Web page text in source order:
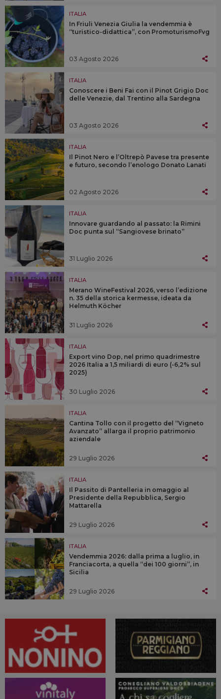
ITALIA
In Friuli Venezia Giulia la vendemmia è
“turistico-didattica”, con PromoturismoFvg
03 Agosto 2026
ITALIA
Conoscere i Beni Fai con il Pinot Grigio Doc
delle Venezie, dal Trentino alla Sardegna
03 Agosto 2026
ITALIA
Il Pinot Nero e l’Oltrepò Pavese tra presente
e futuro, secondo l’enologo Donato Lanati
02 Agosto 2026
ITALIA
Innovare guardando al passato: la Rimini
Doc punta sul “Sangiovese brinato”
31 Luglio 2026
ITALIA
Merano WineFestival 2026, verso l’edizione
n. 35 della storica kermesse, ideata da
Helmuth Köcher
31 Luglio 2026
ITALIA
Export vino Dop, nel primo quadrimestre
2026 Italia a 1,5 miliardi di euro (-6,2% sul
2025)
30 Luglio 2026
ITALIA
Cantina Tollo con il progetto del “Vigneto
Avanzato” allarga il proprio patrimonio
aziendale
29 Luglio 2026
ITALIA
Il Passito di Pantelleria in omaggio al
Presidente della Repubblica, Sergio
Mattarella
29 Luglio 2026
ITALIA
Vendemmia 2026: dalla prima a luglio, in
Franciacorta, a quella “dei 100 giorni”, in
Sicilia
29 Luglio 2026